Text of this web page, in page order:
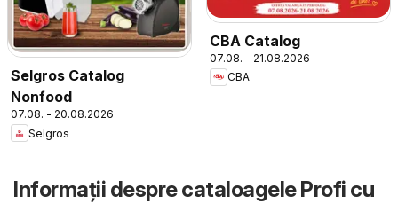
Selgros Catalog
Nonfood
07.08. - 20.08.2026
Selgros
CBA Catalog
07.08. - 21.08.2026
CBA
Informații despre cataloagele Profi cu